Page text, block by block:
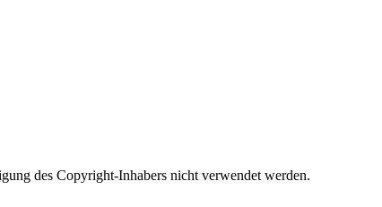
des Copyright-Inhabers nicht verwendet werden.